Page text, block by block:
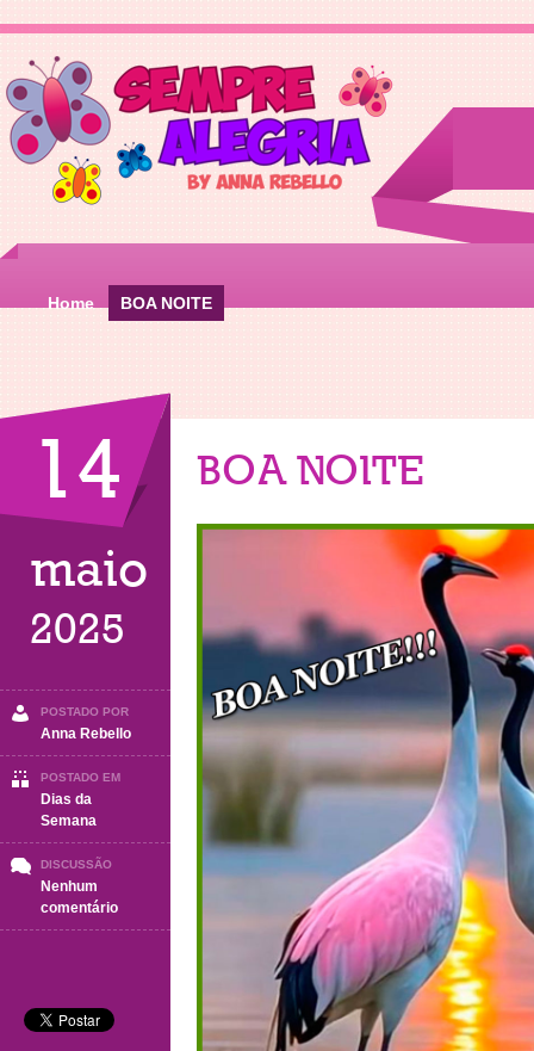
Home BOA NOITE
14
maio
2025
POSTADO POR
Anna Rebello
POSTADO EM
Dias da
Semana
DISCUSSÃO
Nenhum
comentárioem
BOA
BOA NOITE